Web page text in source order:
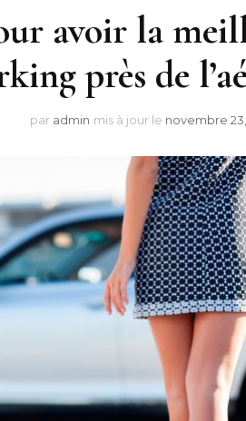
avoir la
près de
par admin mis à jour le novembre 23,